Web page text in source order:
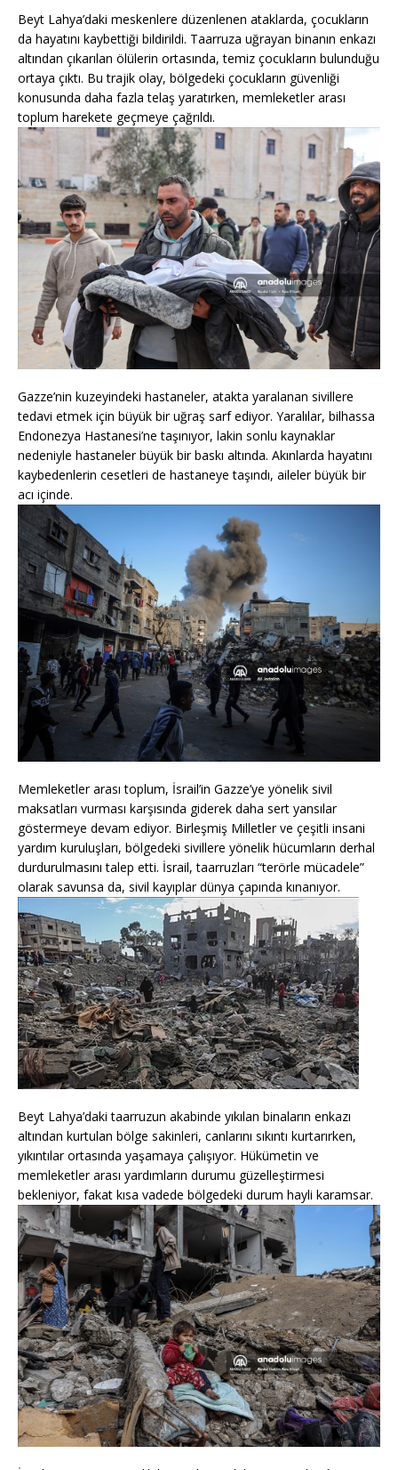
Beyt Lahya’daki meskenlere düzenlenen ataklarda, çocukların
da hayatını kaybettiği bildirildi. Taarruza uğrayan binanın enkazı
altından çıkarılan ölülerin ortasında, temiz çocukların bulunduğu
ortaya çıktı. Bu trajik olay, bölgedeki çocukların güvenliği
konusunda daha fazla telaş yaratırken, memleketler arası
toplum harekete geçmeye çağrıldı.
Gazze’nin kuzeyindeki hastaneler, atakta yaralanan sivillere
tedavi etmek için büyük bir uğraş sarf ediyor. Yaralılar, bilhassa
Endonezya Hastanesi’ne taşınıyor, lakin sonlu kaynaklar
nedeniyle hastaneler büyük bir baskı altında. Akınlarda hayatını
kaybedenlerin cesetleri de hastaneye taşındı, aileler büyük bir
acı içinde.
Memleketler arası toplum, İsrail’in Gazze’ye yönelik sivil
maksatları vurması karşısında giderek daha sert yansılar
göstermeye devam ediyor. Birleşmiş Milletler ve çeşitli insani
yardım kuruluşları, bölgedeki sivillere yönelik hücumların derhal
durdurulmasını talep etti. İsrail, taarruzları “terörle mücadele”
olarak savunsa da, sivil kayıplar dünya çapında kınanıyor.
Beyt Lahya’daki taarruzun akabinde yıkılan binaların enkazı
altından kurtulan bölge sakinleri, canlarını sıkıntı kurtarırken,
yıkıntılar ortasında yaşamaya çalışıyor. Hükümetin ve
memleketler arası yardımların durumu güzelleştirmesi
bekleniyor, fakat kısa vadede bölgedeki durum hayli karamsar.